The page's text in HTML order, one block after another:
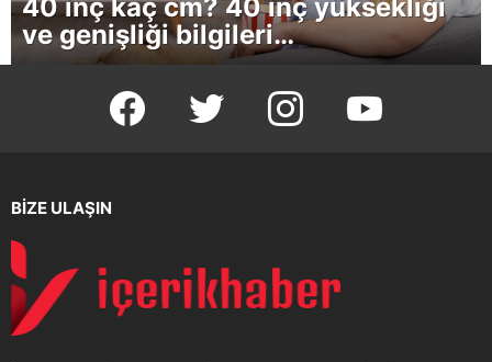
40 inç kaç cm? 40 inç yüksekliği
ve genişliği bilgileri…
facebook twitter instagram youtube
BİZE ULAŞIN